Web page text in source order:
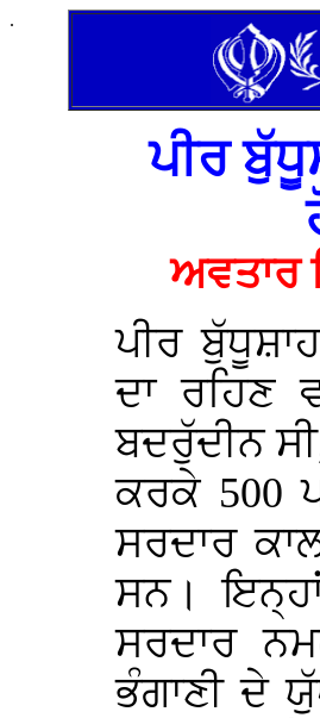
.
ਪੀਰ
ਅਵਤਾਰ
ਪੀਰ
ਦਾ ਰਹਿਣ
ਬਦਰੁੱਦੀਨ
ਕਰਕੇ 500
ਸਰਦਾਰ
ਸਨ।
ਸਰਦਾਰ
ਭੰਗਾਣੀ ਦੇ